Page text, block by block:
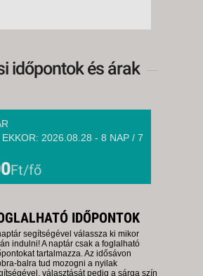
időpontok és árak
EKKOR: 2026.08.28 - 8 NAP / 7
Ft/fő
IDŐPONTOK
segítségével válassza ki mikor
indulni! A naptár csak a foglalható
tartalmazza. Az idősávon
balra tud mozogni a nyilak
választását pedig a sárga szín